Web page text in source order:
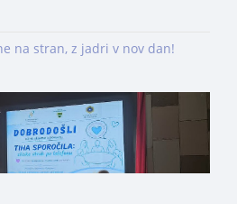
na stran, z jadri v nov dan!